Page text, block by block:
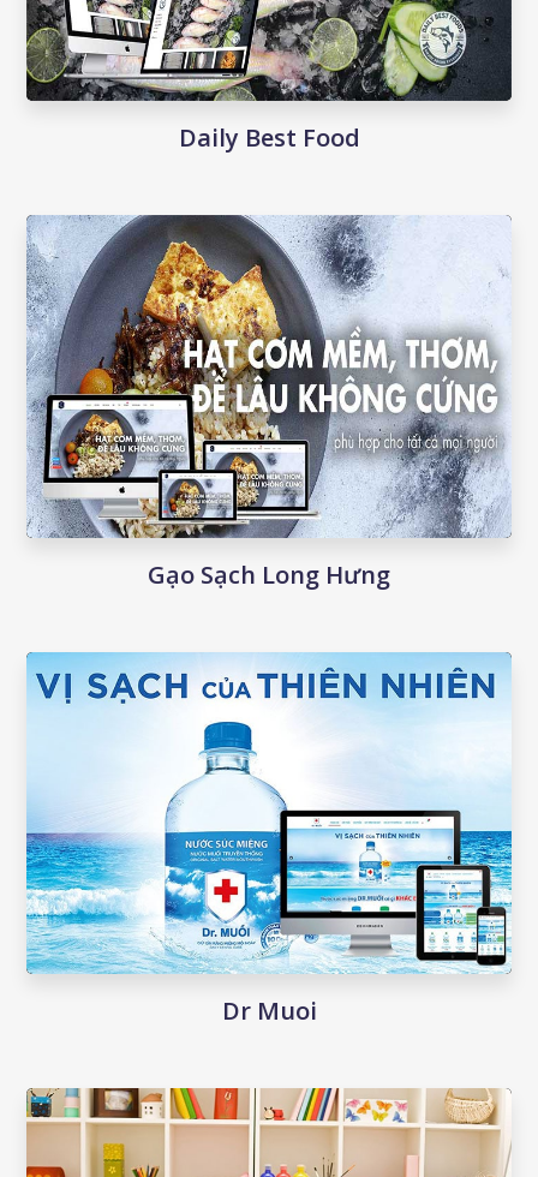
Daily Best Food
Gạo Sạch Long Hưng
Dr Muoi